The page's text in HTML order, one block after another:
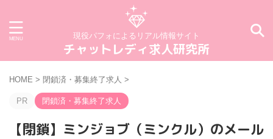
現役パフォによるリアル情報サイト
チャットレディ求人研究所
HOME > 閉鎖済・募集終了求人 >
PR 閉鎖済・募集終了求人
【閉鎖】ミンジョブ（ミンクル）のメール